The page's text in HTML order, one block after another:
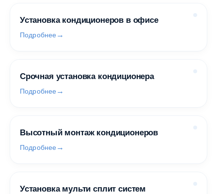
Установка кондиционеров в офисе
Подробнее
Срочная установка кондиционера
Подробнее
Высотный монтаж кондиционеров
Подробнее
Установка мульти сплит систем